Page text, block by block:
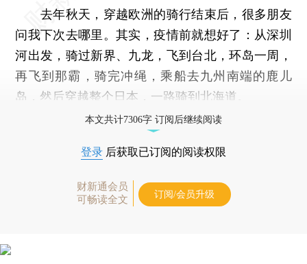
去年秋天，穿越欧洲的骑行结束后，很多朋友
问我下次去哪里。其实，疫情前就想好了：从深圳
河出发，骑过新界、九龙，飞到台北，环岛一周，
再飞到那霸，骑完冲绳，乘船去九州南端的鹿儿
岛，然后穿越整个日本，一路骑到北海道。
本文共计7306字 订阅后继续阅读
登录 后获取已订阅的阅读权限
财新通会员
可畅读全文
订阅/会员升级